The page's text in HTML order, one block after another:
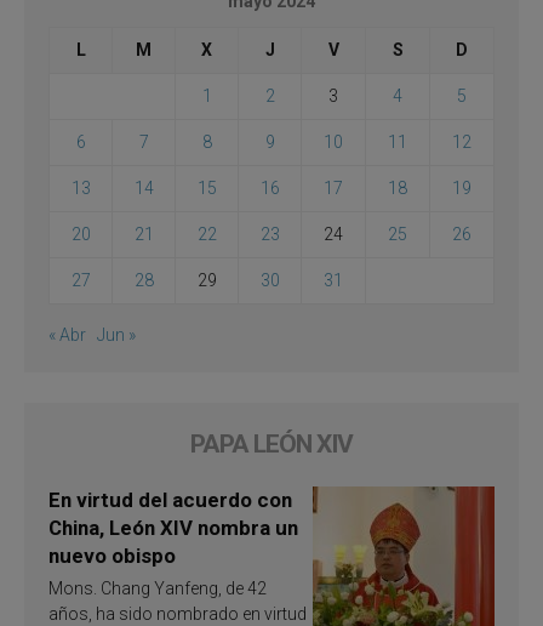
L M X J V S D
1 2 3 4 5
6 7 8 9 10 11 12
13 14 15 16 17 18 19
20 21 22 23 24 25 26
27 28 29 30 31
« Abr Jun »
PAPA LEÓN XIV
En virtud del acuerdo con
China, León XIV nombra un
nuevo obispo
Mons. Chang Yanfeng, de 42
años, ha sido nombrado en virtud